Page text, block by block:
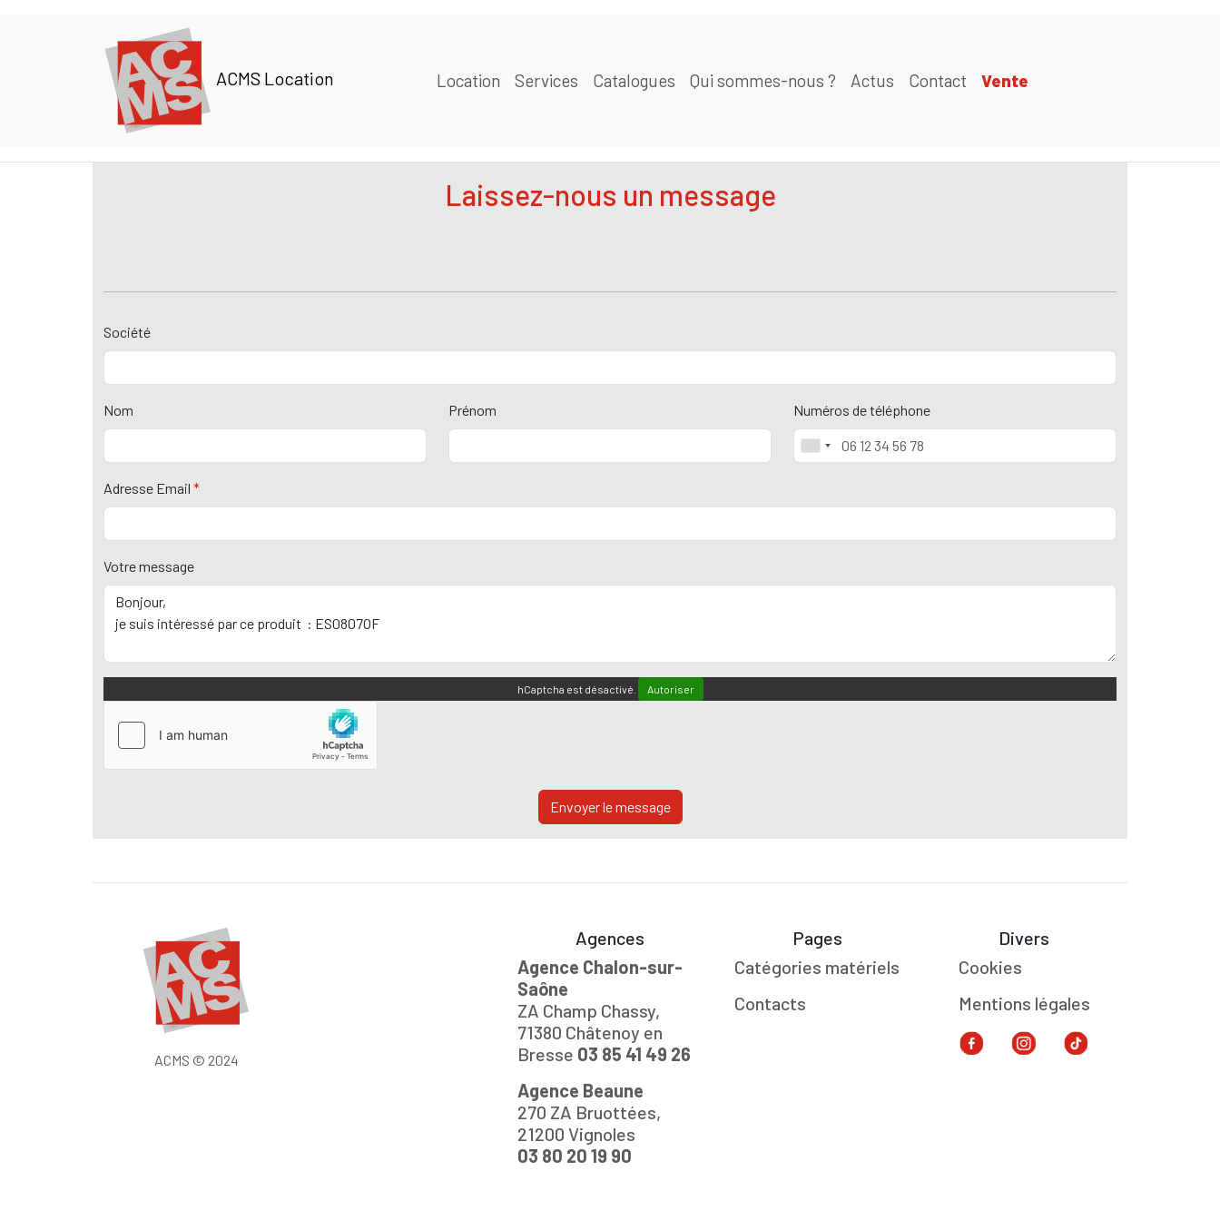
ACMS Location Location Services Catalogues Qui sommes-nous ? Actus Contact Vente
Laissez-nous un message
Société
Nom Prénom Numéros de téléphone
Adresse Email *
Votre message
hCaptcha est désactivé. Autoriser
Envoyer le message
ACMS © 2024
Agences
Agence Chalon-sur-
Saône
ZA Champ Chassy,
71380 Châtenoy en
Bresse 03 85 41 49 26
Agence Beaune
270 ZA Bruottées,
21200 Vignoles
03 80 20 19 90
Pages
Catégories matériels
Contacts
Divers
Cookies
Mentions légales